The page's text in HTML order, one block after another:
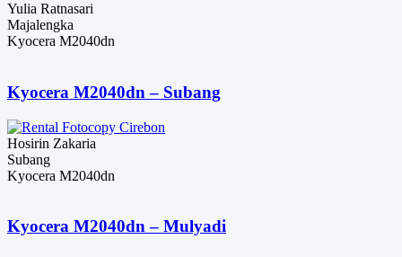
Yulia Ratnasari
Majalengka
Kyocera M2040dn
Kyocera M2040dn – Subang
Hosirin Zakaria
Subang
Kyocera M2040dn
Kyocera M2040dn – Mulyadi